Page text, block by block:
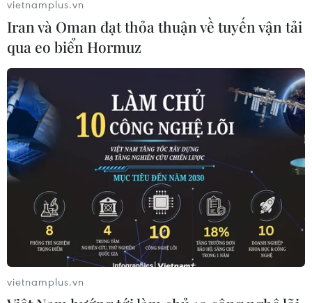
Chiếc đĩa ngọc đường kính hơn 25cm có tuổi đời hơn
4.300 năm này là cổ vật lớn nhất từng được phát hiện ở
thành phố Hồ Châu, tỉnh Chiết Giang, Trung Quốc.
vietnamplus.vn
Iran và Oman đạt thỏa thuận về tuyến vận tải
qua eo biển Hormuz
vietnamplus.vn